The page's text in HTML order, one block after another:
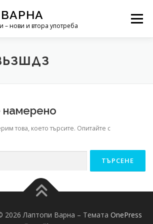
нови и втора употреба
Меню
НОВИНИ
това, което търсите. Опитайте с
2026 Лаптопи Варна – Темата OnePress